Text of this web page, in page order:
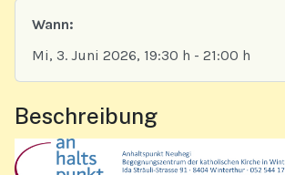
Wann:
Mi, 3. Juni 2026, 19:30 h - 21:00 h
Beschreibung